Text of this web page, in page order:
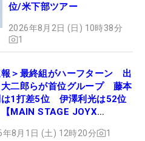
位/米下部ツアー
2026年8月2日 (日) 10時38分
1
報＞最終組がハーフターン 出
二郎らが首位グループ 藤本
は1打差5位 伊澤利光は52位
MAIN STAGE JOYX
年8月1日 (土) 12時20分 1